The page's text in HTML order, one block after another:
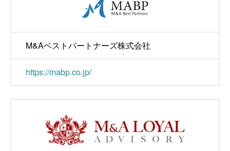
M&Aベストパートナーズ株式会社
https://mabp.co.jp/